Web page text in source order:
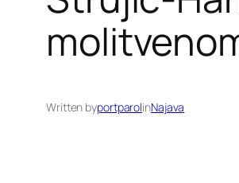
Written byportparolinNajava